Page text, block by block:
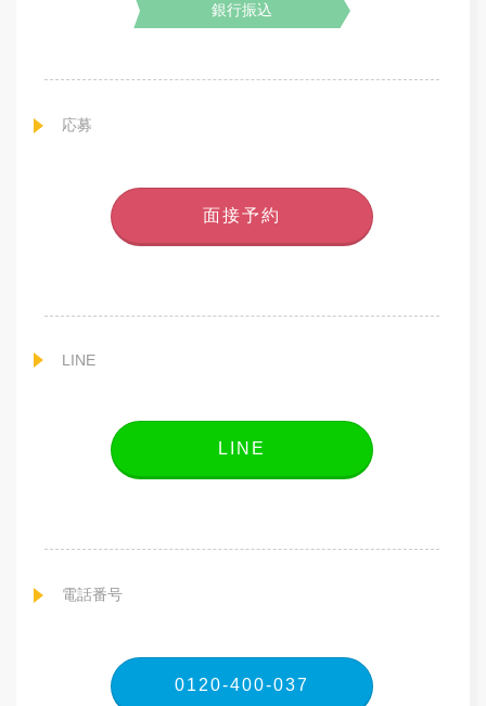
銀行振込
応募
面接予約
LINE
LINE
電話番号
0120-400-037